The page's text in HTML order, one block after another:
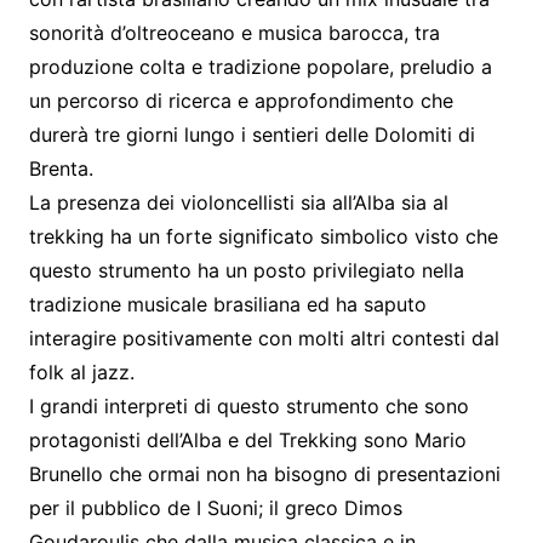
sonorità d’oltreoceano e musica barocca, tra
produzione colta e tradizione popolare, preludio a
un percorso di ricerca e approfondimento che
durerà tre giorni lungo i sentieri delle Dolomiti di
Brenta.
La presenza dei violoncellisti sia all’Alba sia al
trekking ha un forte significato simbolico visto che
questo strumento ha un posto privilegiato nella
tradizione musicale brasiliana ed ha saputo
interagire positivamente con molti altri contesti dal
folk al jazz.
I grandi interpreti di questo strumento che sono
protagonisti dell’Alba e del Trekking sono Mario
Brunello che ormai non ha bisogno di presentazioni
per il pubblico de I Suoni; il greco Dimos